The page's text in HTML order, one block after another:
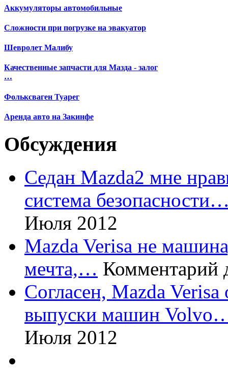
Аккумуляторы автомобильные
Сложности при погрузке на эвакуатор
Шевролет Малибу
Качественные запчасти для Мазда - залог
…
Фольксваген Туарег
Аренда авто на Закинфе
Обсуждения
Седан Mazda2 мне
система
Июля 2012
Mazda Verisa не
мечта,… Комментарий
Согласен, Mazda
выпуски машин
Июля 2012